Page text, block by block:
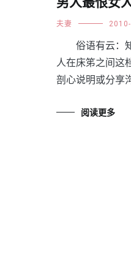
夫妻
俗语有云：知
人在床笫之间这
剖心说明或分享
阅读更多